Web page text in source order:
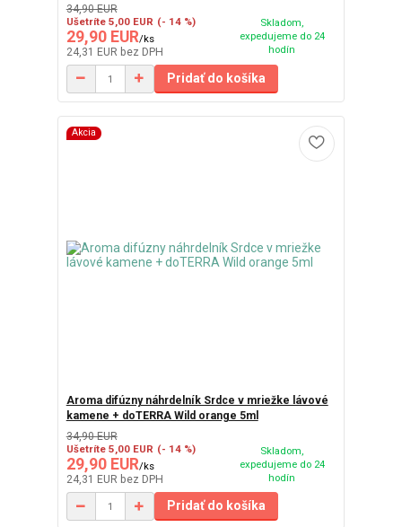
34,90 EUR
Ušetríte 5,00 EUR (- 14 %)
29,90 EUR/ks
24,31 EUR bez DPH
Skladom,
expedujeme do 24
hodín
Pridať do košíka
Akcia
Aroma difúzny náhrdelník Srdce v mriežke lávové
kamene + doTERRA Wild orange 5ml
34,90 EUR
Ušetríte 5,00 EUR (- 14 %)
29,90 EUR/ks
24,31 EUR bez DPH
Skladom,
expedujeme do 24
hodín
Pridať do košíka